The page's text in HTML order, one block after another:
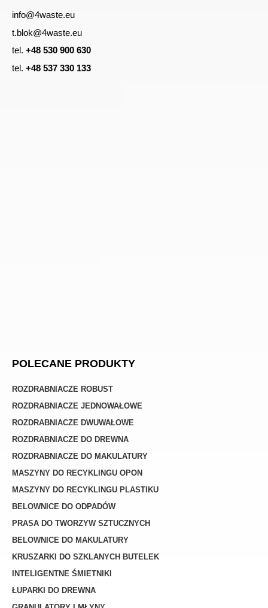
info@4waste.eu
t.blok@4waste.eu
tel. +48 530 900 630
tel. +48 537 330 133
POLECANE PRODUKTY
ROZDRABNIACZE ROBUST
ROZDRABNIACZE JEDNOWAŁOWE
ROZDRABNIACZE DWUWAŁOWE
ROZDRABNIACZE DO DREWNA
ROZDRABNIACZE DO MAKULATURY
MASZYNY DO RECYKLINGU OPON
MASZYNY DO RECYKLINGU PLASTIKU
BELOWNICE DO ODPADÓW
PRASA DO TWORZYW SZTUCZNYCH
BELOWNICE DO MAKULATURY
KRUSZARKI DO SZKLANYCH BUTELEK
INTELIGENTNE ŚMIETNIKI
ŁUPARKI DO DREWNA